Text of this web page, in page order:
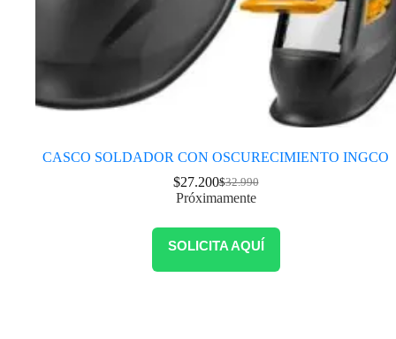
CASCO SOLDADOR CON OSCURECIMIENTO INGCO
$32.990
$27.200
Próximamente
SOLICITA AQUÍ